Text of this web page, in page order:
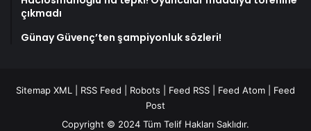
çıkmadı
Günay Güvenç’ten şampiyonluk sözleri!
Sitemap XML RSS Feed Robots Feed RSS Feed Atom
Feed
Post
Copyright © 2024 Tüm Telif Hakları Saklıdır.